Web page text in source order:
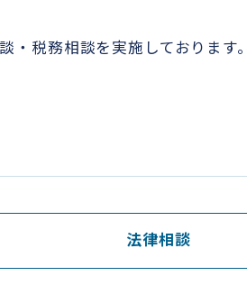
・税務相談を実施しておりま
法律相談